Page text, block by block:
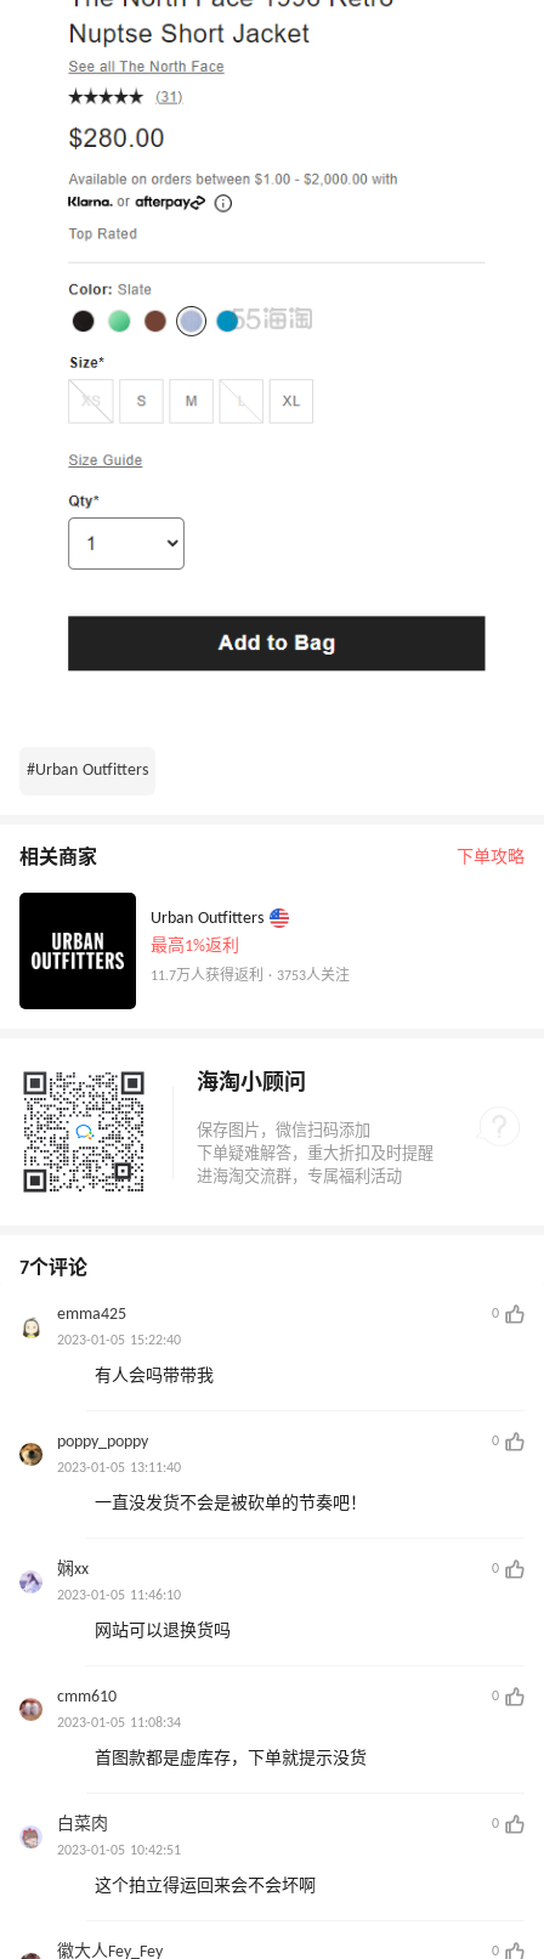
#Urban Outfitters
相关商家 下单攻略
Urban Outfitters
最高1%返利
11.7万人获得返利 · 3753人关注
海淘小顾问
7个评论
emma425
0
2023-01-05 15:22:40
有人会吗带带我
poppy_poppy
0
2023-01-05 13:11:40
一直没发货不会是被砍单的节奏吧！
娴xx
0
2023-01-05 11:46:10
网站可以退换货吗
cmm610
0
2023-01-05 11:08:34
首图款都是虚库存，下单就提示没货
白菜肉
0
2023-01-05 10:42:51
这个拍立得运回来会不会坏啊
徽大人Fey_Fey 0